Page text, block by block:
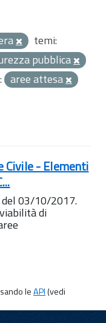
temi:
pubblica
aree attesa
Civile - Elementi
03/10/2017.
di
leAPI(vedi